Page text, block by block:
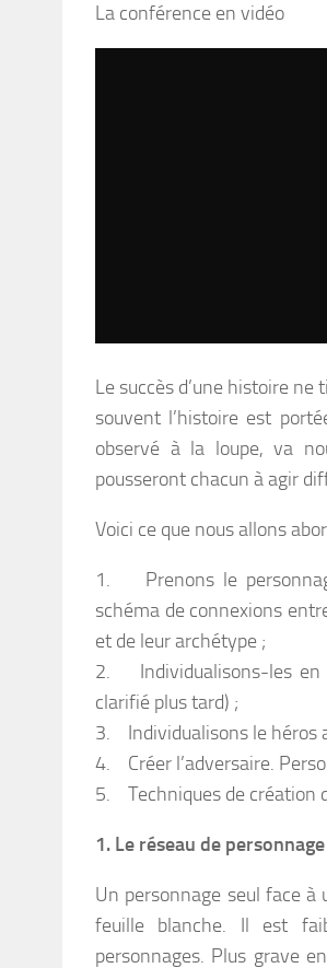
La conférence en vidéo
Le succès d’une histoire ne
souvent l’histoire est
observé à la loupe, va
pousseront chacun à agir
Voici ce que nous allons
1. Prenons le
schéma de connexions
et de leur archétype ;
2. Individualisons-les en
clarifié plus tard) ;
3. Individualisons le héros
4. Créer l’adversaire.
5. Techniques de création
1. Le réseau de personnage
Un personnage seul face à
feuille blanche. Il est
personnages. Plus grave